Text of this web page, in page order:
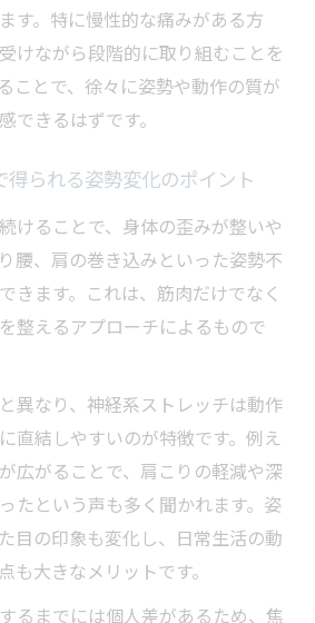
す。特に慢性的な痛みがある方
けながら段階的に取り組むことを
ことで、徐々に姿勢や動作の質が
できるはずです。
得られる姿勢変化のポイント
けることで、身体の歪みが整いや
腰、肩の巻き込みといった姿勢不
きます。これは、筋肉だけでなく
整えるアプローチによるもので
異なり、神経系ストレッチは動作
直結しやすいのが特徴です。例え
広がることで、肩こりの軽減や深
たという声も多く聞かれます。姿
目の印象も変化し、日常生活の動
も大きなメリットです。
るまでには個人差があるため、焦